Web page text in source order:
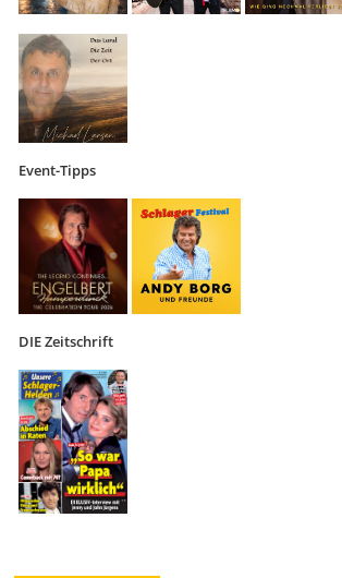
Event-Tipps
DIE Zeitschrift